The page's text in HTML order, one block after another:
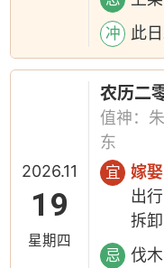
冲 此
2026.11
19
星期四
农历二
值神：
东
宜 嫁娶
出
拆
忌
伐